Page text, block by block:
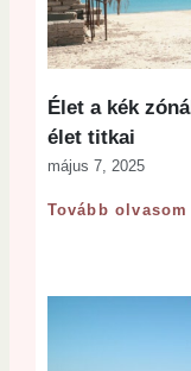
Élet a kék
élet titkai
május 7, 2025
Tovább olvasom